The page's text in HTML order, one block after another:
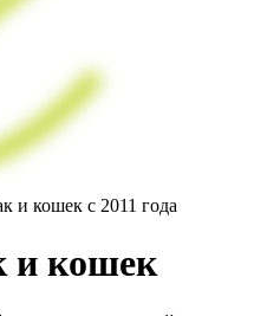
и кошек с 2011 года
и кошек